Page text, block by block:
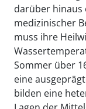
darüber hinaus
medizinischer
muss ihre
Sommer über
eine
bilden eine